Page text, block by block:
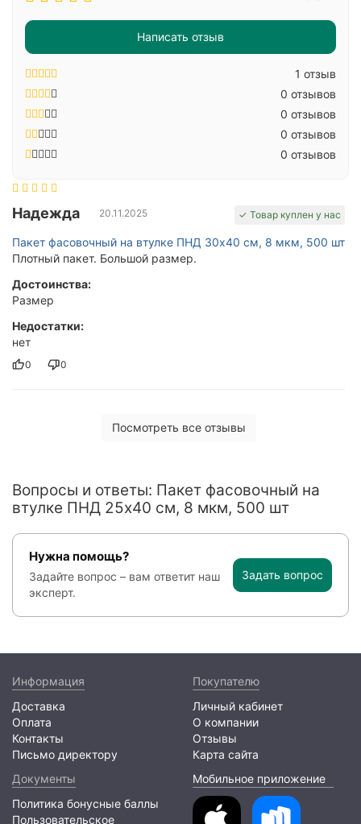
Написать отзыв
1 отзыв
0 отзывов
0 отзывов
0 отзывов
0 отзывов
Надежда 20.11.2025 ✓ Товар куплен у нас
Пакет фасовочный на втулке ПНД 30х40 см, 8 мкм, 500 шт
Плотный пакет. Большой размер.
Достоинства:
Размер
Недостатки:
нет
0 0
Посмотреть все отзывы
Вопросы и ответы: Пакет фасовочный на
втулке ПНД 25х40 см, 8 мкм, 500 шт
Нужна помощь?
Задайте вопрос – вам ответит наш
эксперт.
Задать вопрос
Информация
Доставка
Оплата
Контакты
Письмо директору
Покупателю
Личный кабинет
О компании
Отзывы
Карта сайта
Документы
Политика бонусные баллы
Пользовательское
Мобильное приложение